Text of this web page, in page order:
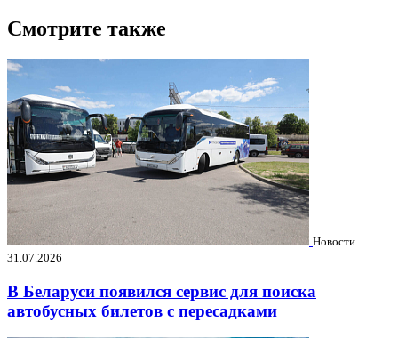
Смотрите также
Новости
31.07.2026
В Беларуси появился сервис для поиска
автобусных билетов с пересадками